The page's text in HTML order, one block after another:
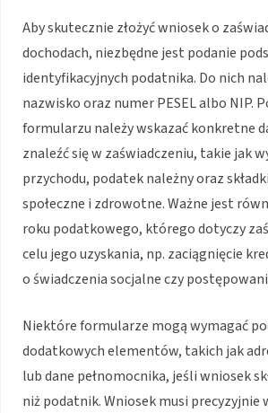
Aby skutecznie złożyć wniosek o
dochodach, niezbędne jest podanie
identyfikacyjnych podatnika. Do nich
nazwisko oraz numer PESEL albo NIP.
formularzu należy wskazać konkretne
znaleźć się w zaświadczeniu, takie jak
przychodu, podatek należny oraz
społeczne i zdrowotne. Ważne jest
roku podatkowego, którego dotyczy
celu jego uzyskania, np. zaciągnięcie
o świadczenia socjalne czy
Niektóre formularze mogą wymagać
dodatkowych elementów, takich jak
lub dane pełnomocnika, jeśli wniosek
niż podatnik. Wniosek musi precyzyjnie